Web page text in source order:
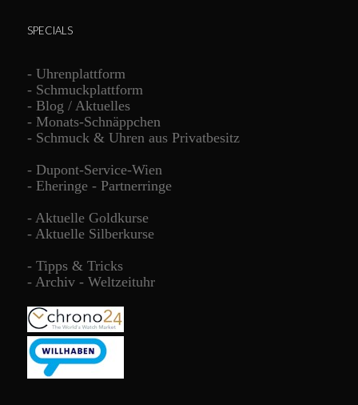
SPECIALS
- Uhrenplattform
- Schmuckplattform
- Blog / Aktuelles
- Monats-Schnäppchen
- Schmuck & Uhren aus Privatbesitz
- Dupont-Service-Wien
- Eheringe - Partnerringe
- Aktuelle Goldkurse
- Aktuelle Silberkurse
- Tipps & Tricks
- Archiv - Weltzeituhr